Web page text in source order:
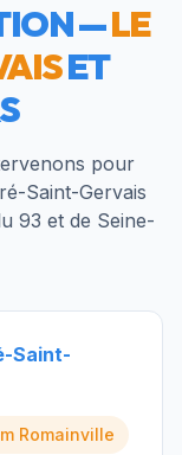
—LE
ET
pour
Saint-Gervais
93 et de Seine-
Saint-
Romainville